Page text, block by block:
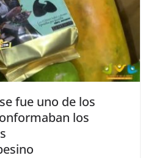
fue uno de los
los